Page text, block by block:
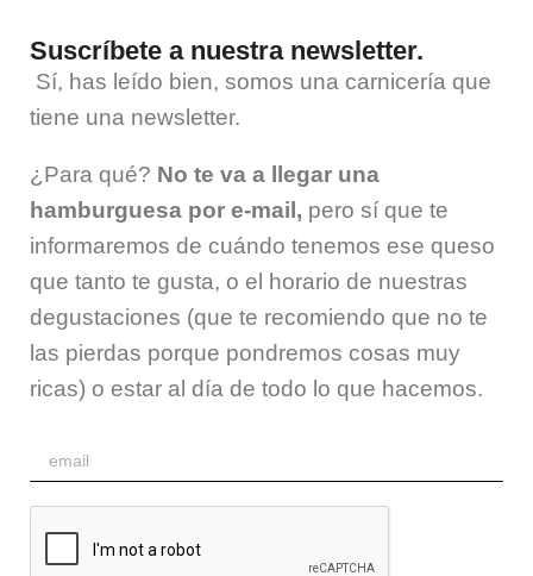
Suscríbete a nuestra newsletter.
Sí, has leído bien, somos una carnicería que
tiene una newsletter.
¿Para qué? No te va a llegar una
hamburguesa por e-mail, pero sí que te
informaremos de cuándo tenemos ese queso
que tanto te gusta, o el horario de nuestras
degustaciones (que te recomiendo que no te
las pierdas porque pondremos cosas muy
ricas) o estar al día de todo lo que hacemos.